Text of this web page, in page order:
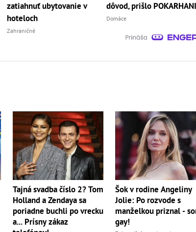
zatiahnuť ubytovanie v
hoteloch
Zahraničné
dôvod, prišlo
Domáce
Tajná svadba číslo 2? Tom
Holland a Zendaya sa
poriadne buchli po vrecku
a... Prísny zákaz
Šok v rodine Angeliny
Jolie: Po rozvode s
manželkou priznal -
gay!